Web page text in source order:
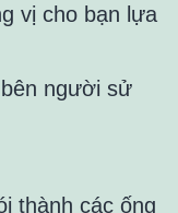
vị cho bạn lựa
người sử
thành các ống